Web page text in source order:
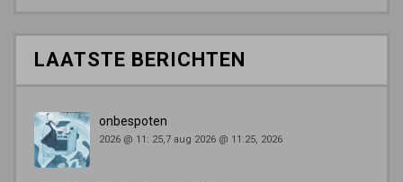
LAATSTE BERICHTEN
onbespoten
2026 @ 11: 25,7 aug 2026 @ 11:25, 2026